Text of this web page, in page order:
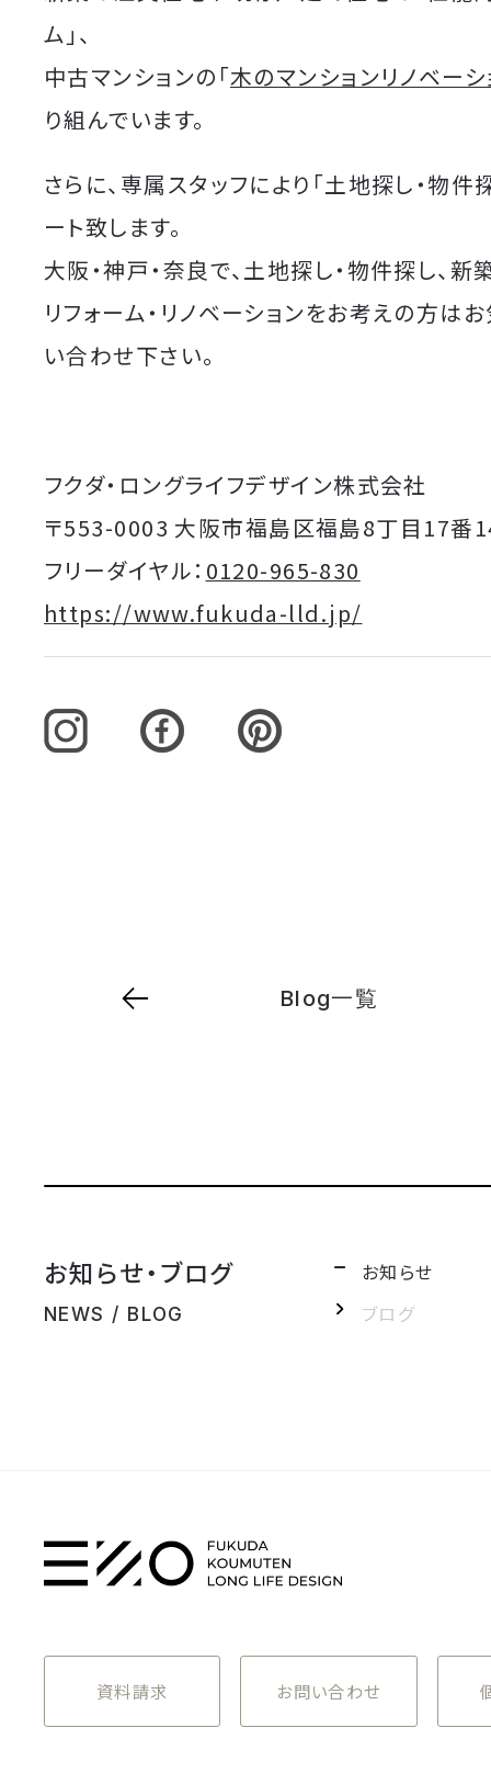
ム」、
中古マンションの「木のマンションリノベーシ
り組んでいます。
さらに、専属スタッフにより「土地探し・物件
ート致します。
大阪・神戸・奈良で、土地探し・物件探し、新
リフォーム・リノベーションをお考えの方は
い合わせ下さい。
フクダ・ロングライフデザイン株式会社
〒553-0003 大阪市福島区福島8丁目17番
フリーダイヤル： 0120-965-830
https://www.fukuda-lld.jp/
Blog一覧
お知らせ・ブログ
NEWS / BLOG
お知らせ
ブログ
資料請求 お問い合わせ